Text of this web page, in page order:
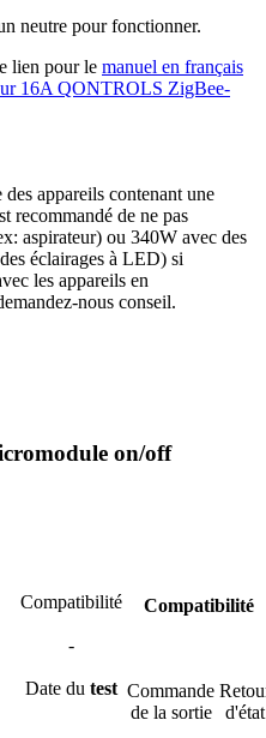
neutre pour fonctionner.
lien pour le manuel en français
16A QONTROLS ZigBee-
appareils contenant une
recommandé de ne pas
aspirateur) ou 340W avec des
éclairages à LED) si
les appareils en
nous conseil.
on/off
Compatibilité
-
Date du test
Compatibilité
Commande
de la sortie
d'état